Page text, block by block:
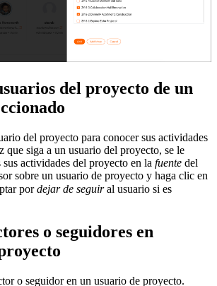
del proyecto de un
del proyecto para conocer sus actividades
que siga a un usuario del proyecto, se le
actividades del proyecto en la fuente del
sobre un usuario de proyecto y haga clic en
pordejar de seguiral usuario si es
o seguidores en
o seguidor en un usuario de proyecto.